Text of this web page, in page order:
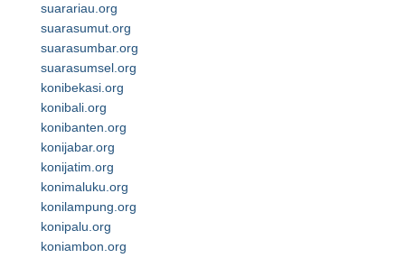
suarariau.org
suarasumut.org
suarasumbar.org
suarasumsel.org
konibekasi.org
konibali.org
konibanten.org
konijabar.org
konijatim.org
konimaluku.org
konilampung.org
konipalu.org
koniambon.org